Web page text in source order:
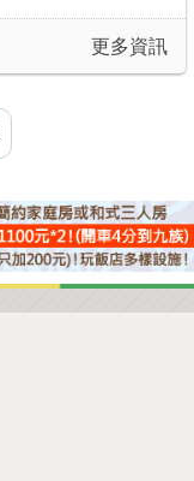
更多資訊